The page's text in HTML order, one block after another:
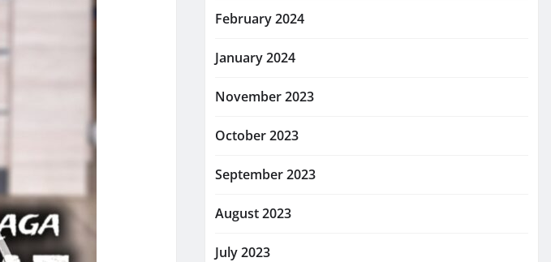
February 2024
January 2024
November 2023
October 2023
September 2023
August 2023
July 2023